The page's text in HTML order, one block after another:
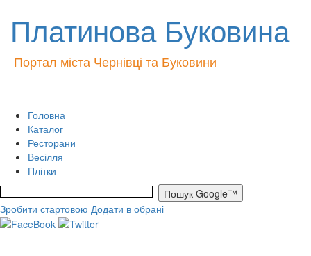
Платинова Буковина
Портал міста Чернівці та Буковини
Головна
Каталог
Ресторани
Весілля
Плітки
Зробити стартовою Додати в обрані